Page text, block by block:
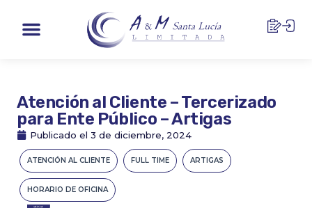
contenido
Menu
Atención al Cliente – Tercerizado
para Ente Público – Artigas
Publicado el 3 de diciembre, 2024
ATENCIÓN AL CLIENTE FULL TIME ARTIGAS
HORARIO DE OFICINA